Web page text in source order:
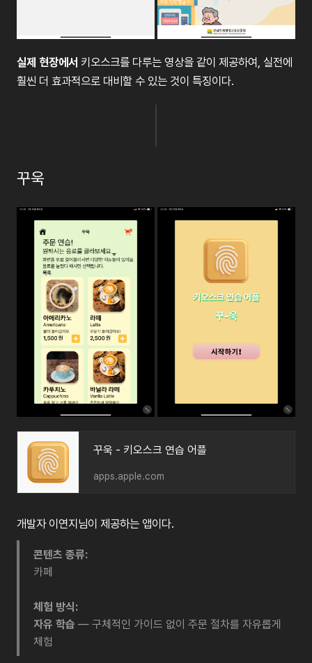
실제 현장에서 키오스크를 다루는 영상을 같이 제공하여, 실전에
훨씬 더 효과적으로 대비할 수 있는 것이 특징이다.
꾸욱
‎꾸욱 - 키오스크 연습 어플
apps.apple.com
개발자 이연지님이 제공하는 앱이다.
콘텐츠 종류:
카페
체험 방식:
자유 학습 — 구체적인 가이드 없이 주문 절차를 자유롭게
체험